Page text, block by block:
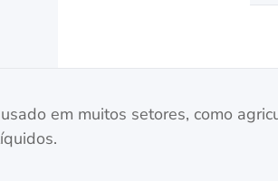
em muitos setores, como